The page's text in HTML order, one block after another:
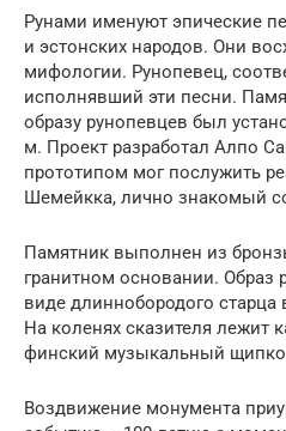
Рунами именуют эпические
и эстонских народов. Они
мифологии. Рунопевец,
исполнявший эти песни.
образу рунопевцев был
м. Проект разработал Алпо
прототипом мог послужить
Шемейкка, лично знакомый
Памятник выполнен из
гранитном основании. Образ
виде длиннобородого
На коленях сказителя лежит
финский музыкальный
Воздвижение монумента